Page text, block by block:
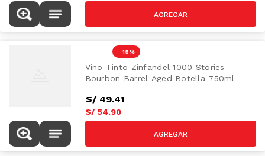
S/
-45 %
Vino Tinto Zinfandel 1000 Stories
Bourbon Barrel Aged Botella 750ml
S/ 49.41
S/ 54.90
S/